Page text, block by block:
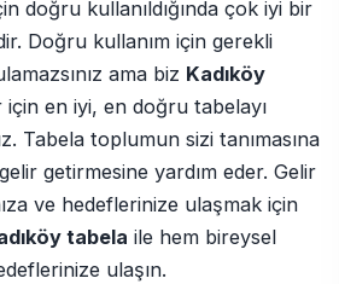
doğru kullanıldığında çok iyi bir
Doğru kullanım için gerekli
ama biz Kadıköy
en iyi, en doğru tabelayı
Tabela toplumun sizi tanımasına
getirmesine yardım eder. Gelir
ve hedeflerinize ulaşmak için
tabela ile hem bireysel
ulaşın.